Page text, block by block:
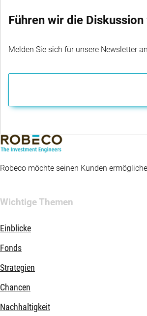
Führen wir die
Melden Sie sich für unsere Newsletter
Robeco möchte seinen Kunden
Wichtige Themen
Einblicke
Fonds
Strategien
Chancen
Nachhaltigkeit